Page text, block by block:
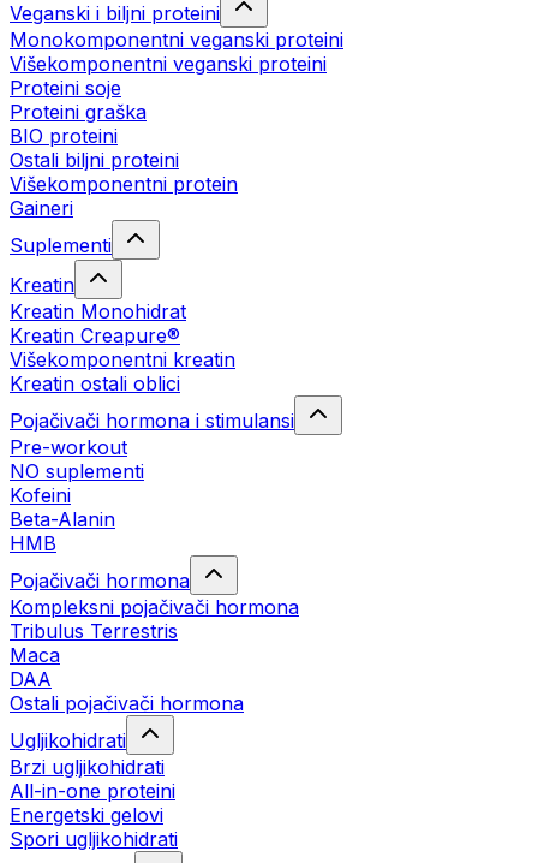
Veganski i biljni proteini
Monokomponentni veganski proteini
Višekomponentni veganski proteini
Proteini soje
Proteini graška
BIO proteini
Ostali biljni proteini
Višekomponentni protein
Gaineri
Suplementi
Kreatin
Kreatin Monohidrat
Kreatin Creapure®
Višekomponentni kreatin
Kreatin ostali oblici
Pojačivači hormona i stimulansi
Pre-workout
NO suplementi
Kofeini
Beta-Alanin
HMB
Pojačivači hormona
Kompleksni pojačivači hormona
Tribulus Terrestris
Maca
DAA
Ostali pojačivači hormona
Ugljikohidrati
Brzi ugljikohidrati
All-in-one proteini
Energetski gelovi
Spori ugljikohidrati